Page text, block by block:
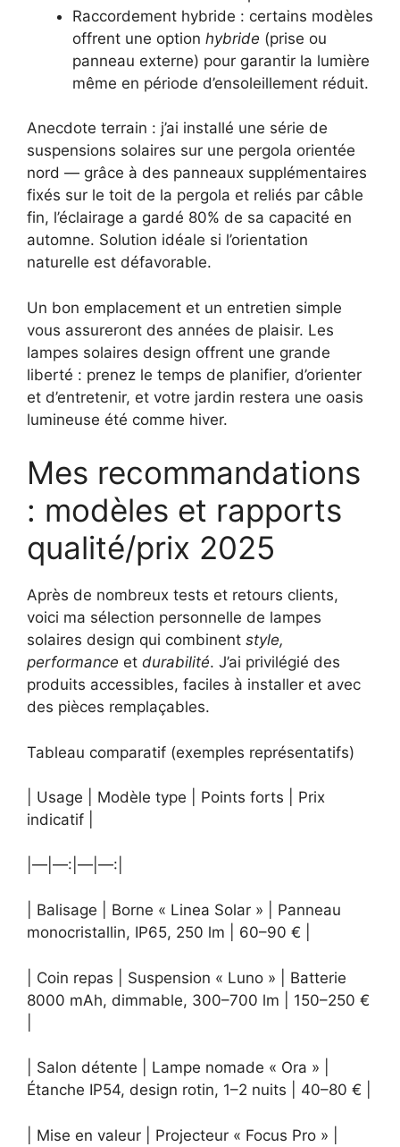
Raccordement hybride : certains modèles
offrent une option hybride (prise ou
panneau externe) pour garantir la lumière
même en période d’ensoleillement réduit.
Anecdote terrain : j’ai installé une série de
suspensions solaires sur une pergola orientée
nord — grâce à des panneaux supplémentaires
fixés sur le toit de la pergola et reliés par câble
fin, l’éclairage a gardé 80% de sa capacité en
automne. Solution idéale si l’orientation
naturelle est défavorable.
Un bon emplacement et un entretien simple
vous assureront des années de plaisir. Les
lampes solaires design offrent une grande
liberté : prenez le temps de planifier, d’orienter
et d’entretenir, et votre jardin restera une oasis
lumineuse été comme hiver.
Mes recommandations
: modèles et rapports
qualité/prix 2025
Après de nombreux tests et retours clients,
voici ma sélection personnelle de lampes
solaires design qui combinent style,
performance et durabilité. J’ai privilégié des
produits accessibles, faciles à installer et avec
des pièces remplaçables.
Tableau comparatif (exemples représentatifs)
| Usage | Modèle type | Points forts | Prix
indicatif |
|—|—:|—|—:|
| Balisage | Borne « Linea Solar » | Panneau
monocristallin, IP65, 250 lm | 60–90 € |
| Coin repas | Suspension « Luno » | Batterie
8000 mAh, dimmable, 300–700 lm | 150–250 €
| Salon détente | Lampe nomade « Ora » |
Étanche IP54, design rotin, 1–2 nuits | 40–80 € |
| Mise en valeur | Projecteur « Focus Pro » |